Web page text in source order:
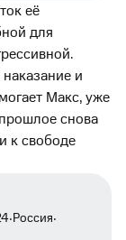
её
для
и
Макс, уже
снова
к свободе
·Россия·